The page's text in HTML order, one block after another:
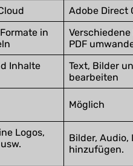
Adobe Direct
in
PDF
Inhalte
Text, Bilder
bearbeiten
Möglich
Logos,
Bilder, Audio,
hinzufügen.